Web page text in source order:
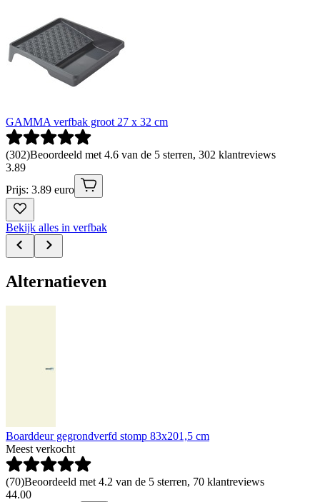
GAMMA verfbak groot 27 x 32 cm
(302)Beoordeeld met 4.6 van de 5 sterren, 302 klantreviews
3.89
Prijs: 3.89 euro
Bekijk alles in verfbak
Alternatieven
Boarddeur gegrondverfd stomp 83x201,5 cm
Meest verkocht
(70)Beoordeeld met 4.2 van de 5 sterren, 70 klantreviews
44.00